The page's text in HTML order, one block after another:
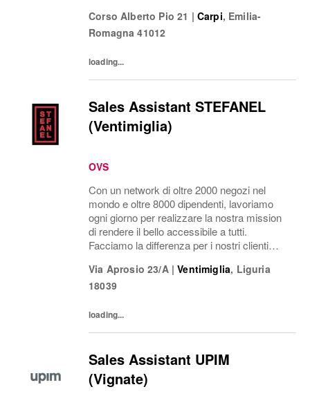
OVS Kids, UPIM, Blukids, Croff, Les...
Corso Alberto Pio 21 | Carpi, Emilia-
Romagna 41012
loading...
Sales Assistant STEFANEL
(Ventimiglia)
OVS
Con un network di oltre 2000 negozi nel
mondo e oltre 8000 dipendenti, lavoriamo
ogni giorno per realizzare la nostra mission
di rendere il bello accessibile a tutti.
Facciamo la differenza per i nostri clienti
OVS Kids, UPIM, Blukids, Croff, Les...
Via Aprosio 23/A | Ventimiglia, Liguria
18039
loading...
Sales Assistant UPIM
(Vignate)